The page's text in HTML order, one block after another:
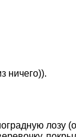
ничего)).
лозу